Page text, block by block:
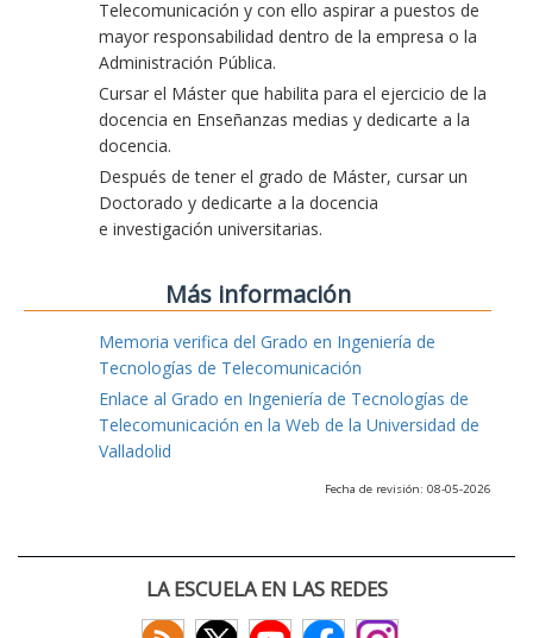
Telecomunicación y con ello aspirar a puestos de
mayor responsabilidad dentro de la empresa o la
Administración Pública.
Cursar el Máster que habilita para el ejercicio de la
docencia en Enseñanzas medias y dedicarte a la
docencia.
Después de tener el grado de Máster, cursar un
Doctorado y dedicarte a la docencia
e investigación universitarias.
Más información
Memoria verifica del Grado en Ingeniería de
Tecnologías de Telecomunicación
Enlace al Grado en Ingeniería de Tecnologías de
Telecomunicación en la Web de la Universidad de
Valladolid
Fecha de revisión: 08-05-2026
LA ESCUELA EN LAS REDES